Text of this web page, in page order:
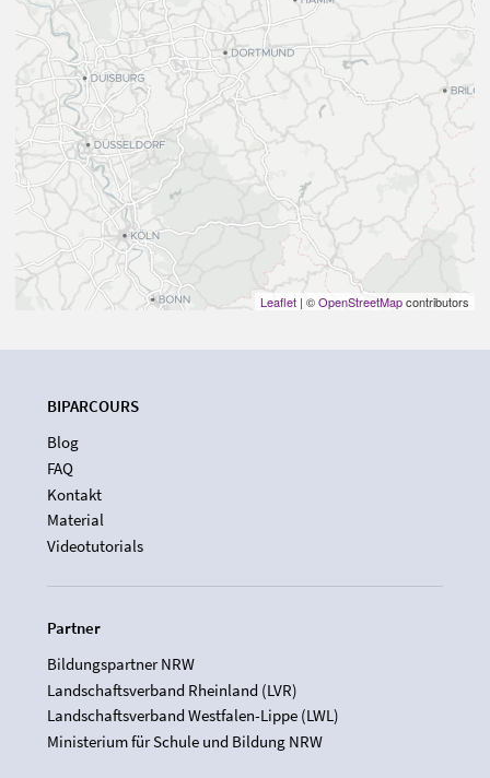
Leaflet | ©OpenStreetMapcontributors
BIPARCOURS
Blog
FAQ
Kontakt
Material
Videotutorials
Partner
Bildungspartner NRW
Landschaftsverband Rheinland (LVR)
Landschaftsverband Westfalen-Lippe (LWL)
Ministerium für Schule und Bildung NRW